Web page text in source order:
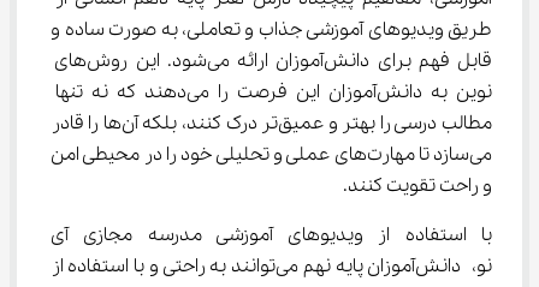
طریق ویدیوهای آموزشی جذاب و تعاملی، به صورت ساده و
قابل فهم برای دانش‌آموزان ارائه می‌شود. این روش‌های
نوین به دانش‌آموزان این فرصت را می‌دهند که نه تنها
مطالب درسی را بهتر و عمیق‌تر درک کنند، بلکه آن‌ها را قادر
می‌سازد تا مهارت‌های عملی و تحلیلی خود را در محیطی امن
و راحت تقویت کنند.
نو، دانش‌آموزان پایه نهم می‌توانند به راحتی و با استفاده از